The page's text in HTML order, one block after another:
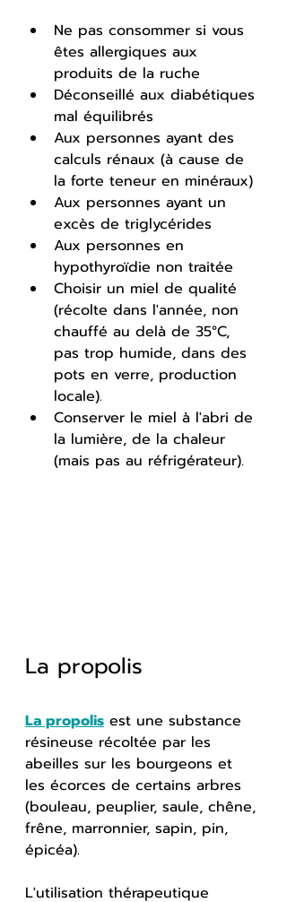
Ne pas consommer si vous
êtes allergiques aux
produits de la ruche
Déconseillé aux diabétiques
mal équilibrés
Aux personnes ayant des
calculs rénaux (à cause de
la forte teneur en minéraux)
Aux personnes ayant un
excès de triglycérides
Aux personnes en
hypothyroïdie non traitée
Choisir un miel de qualité
(récolte dans l'année, non
chauffé au delà de 35°C,
pas trop humide, dans des
pots en verre, production
locale).
Conserver le miel à l'abri de
la lumière, de la chaleur
(mais pas au réfrigérateur).
La propolis
La propolis est une substance
résineuse récoltée par les
abeilles sur les bourgeons et
les écorces de certains arbres
(bouleau, peuplier, saule, chêne,
frêne, marronnier, sapin, pin,
épicéa).
L'utilisation thérapeutique